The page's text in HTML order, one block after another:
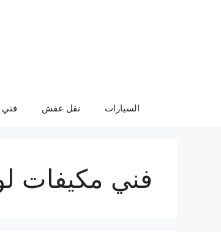
السيارات نقل عفش فني
فني مكيفات